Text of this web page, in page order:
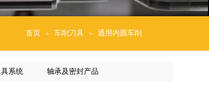
首页 ＞ 车削刀具 ＞ 通用内圆车削
系统 轴承及密封产品